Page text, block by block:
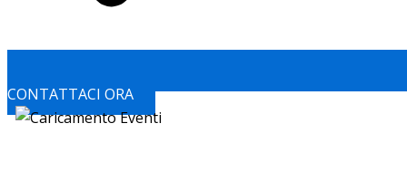
CONTATTACI ORA